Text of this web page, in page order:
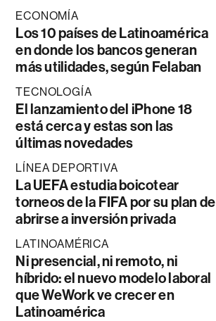
ECONOMÍA
Los 10 países de Latinoamérica
en donde los bancos generan
más utilidades, según Felaban
TECNOLOGÍA
El lanzamiento del iPhone 18
está cerca y estas son las
últimas novedades
LÍNEA DEPORTIVA
La UEFA estudia boicotear
torneos de la FIFA por su plan de
abrirse a inversión privada
LATINOAMÉRICA
Ni presencial, ni remoto, ni
híbrido: el nuevo modelo laboral
que WeWork ve crecer en
Latinoamérica